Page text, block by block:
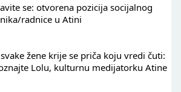
se: otvorena pozicija socijalnog
radnice u Atini
žene krije se priča koju vredi čuti:
Lolu, kulturnu medijatorku Atine